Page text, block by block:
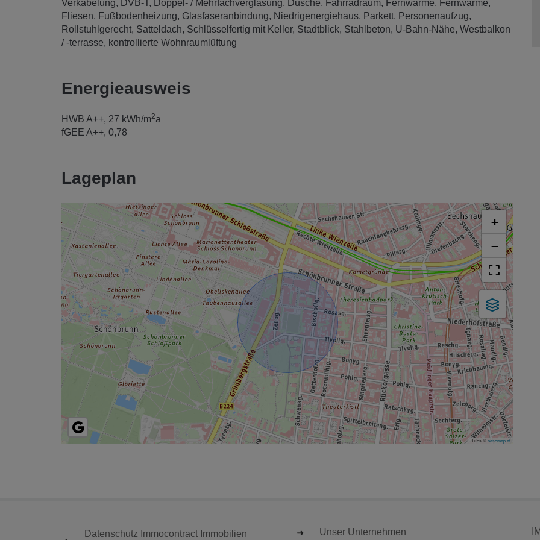
Verkabelung
DVB-T Doppel- / Mehrfachverglasung Dusche Fahrradraum Fernwärme
Fernwärme
Fliesen
Fußbodenheizung Glasfaseranbindung Niedrigenergiehaus Parkett
Personenaufzug
Rollstuhlgerecht Satteldach Schlüsselfertig mit Keller Stadtblick Stahlbeton U-Bahn-Nähe Westbalkon
/ -terrasse
kontrollierte Wohnraumlüftung
Energieausweis
HWB A++, 27 kWh/m2a
fGEE A++, 0,78
Lageplan
+
−
Tiles ©basemap.at
Datenschutz Immocontract Immobilien Unser Unternehmen